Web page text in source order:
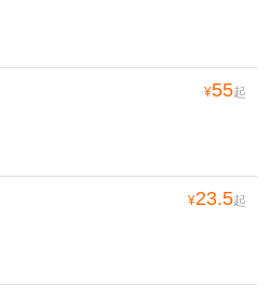
¥55起
¥23.5起